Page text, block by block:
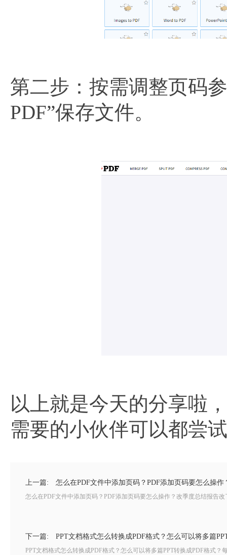
第二步：按需调整页码
PDF”保存文件。​
以上就是今天的分享啦
需要的小伙伴可以都尝
上一篇: 怎么在PDF文件中添加页码？PDF添加页码要怎么操作
怎么在PDF文件中添加页码？PDF添加页码要怎么操作？改季度总结报告
下一篇: PPT文档格式怎么转换成PDF格式？怎么可以将多篇
PPT文档格式怎么转换成PDF格式？怎么可以将多篇PPT转换成PDF格式